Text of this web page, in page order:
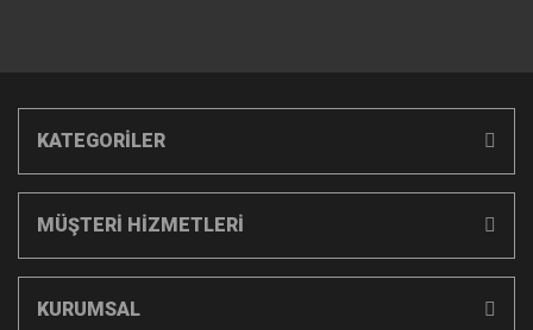
KATEGORİLER
MÜŞTERİ HİZMETLERİ
KURUMSAL